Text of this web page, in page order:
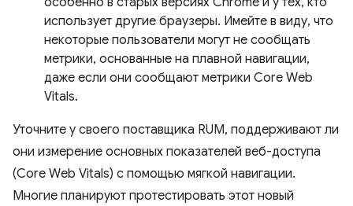
использует другие браузеры. Имейте в виду, что
некоторые пользователи могут не сообщать
метрики, основанные на плавной навигации,
даже если они сообщают метрики Core Web
Vitals.
Уточните у своего поставщика RUM, поддерживают ли
они измерение основных показателей веб-доступа
(Core Web Vitals) с помощью мягкой навигации.
Многие планируют протестировать этот новый